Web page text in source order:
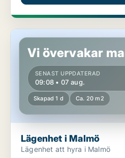
Lägenhet i Malmö
Vi övervakar
SENAST UPPDATERAD
09:08 • 07 aug.
Skapad 1 d Ca. 20 m2
Lägenhet i Malmö
Lägenhet att hyra i Malmö